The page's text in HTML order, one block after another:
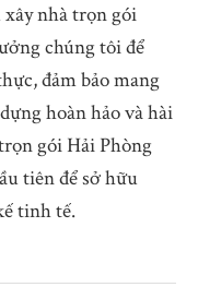
nhà trọn gói
chúng tôi để
đảm bảo mang
hoàn hảo và hài
gói Hải Phòng
tiên để sở hữu
tinh tế.